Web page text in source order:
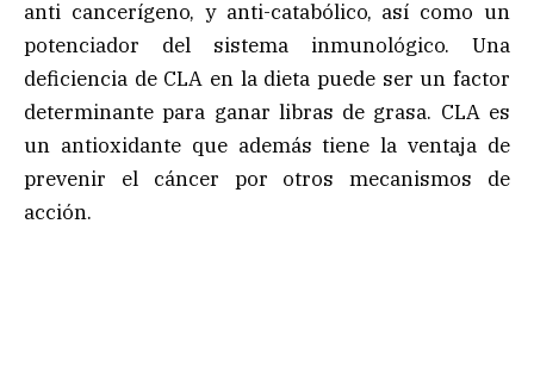
anti cancerígeno, y anti-catabólico, así como un
potenciador del sistema inmunológico. Una
deficiencia de CLA en la dieta puede ser un factor
determinante para ganar libras de grasa. CLA es
un antioxidante que además tiene la ventaja de
prevenir el cáncer por otros mecanismos de
acción.